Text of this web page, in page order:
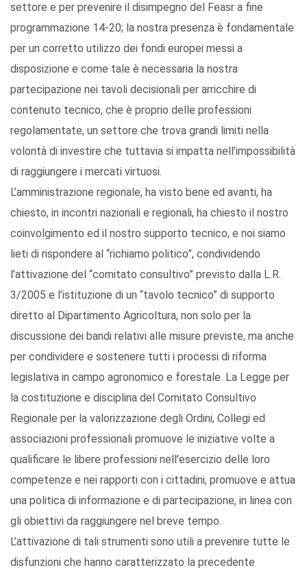
settore e per prevenire il disimpegno del Feasr a fine
programmazione 14-20; la nostra presenza è fondamentale
per un corretto utilizzo dei fondi europei messi a
disposizione e come tale è necessaria la nostra
partecipazione nei tavoli decisionali per arricchire di
contenuto tecnico, che è proprio delle professioni
regolamentate, un settore che trova grandi limiti nella
volontà di investire che tuttavia si impatta nell’impossibilità
di raggiungere i mercati virtuosi.
L’amministrazione regionale, ha visto bene ed avanti, ha
chiesto, in incontri nazionali e regionali, ha chiesto il nostro
coinvolgimento ed il nostro supporto tecnico, e noi siamo
lieti di rispondere al “richiamo politico”, condividendo
l’attivazione del “comitato consultivo” previsto dalla L.R.
3/2005 e l’istituzione di un “tavolo tecnico” di supporto
diretto al Dipartimento Agricoltura, non solo per la
discussione dei bandi relativi alle misure previste, ma anche
per condividere e sostenere tutti i processi di riforma
legislativa in campo agronomico e forestale. La Legge per
la costituzione e disciplina del Comitato Consultivo
Regionale per la valorizzazione degli Ordini, Collegi ed
associazioni professionali promuove le iniziative volte a
qualificare le libere professioni nell’esercizio delle loro
competenze e nei rapporti con i cittadini, promuove e attua
una politica di informazione e di partecipazione, in linea con
gli obiettivi da raggiungere nel breve tempo.
L’attivazione di tali strumenti sono utili a prevenire tutte le
disfunzioni che hanno caratterizzato la precedente